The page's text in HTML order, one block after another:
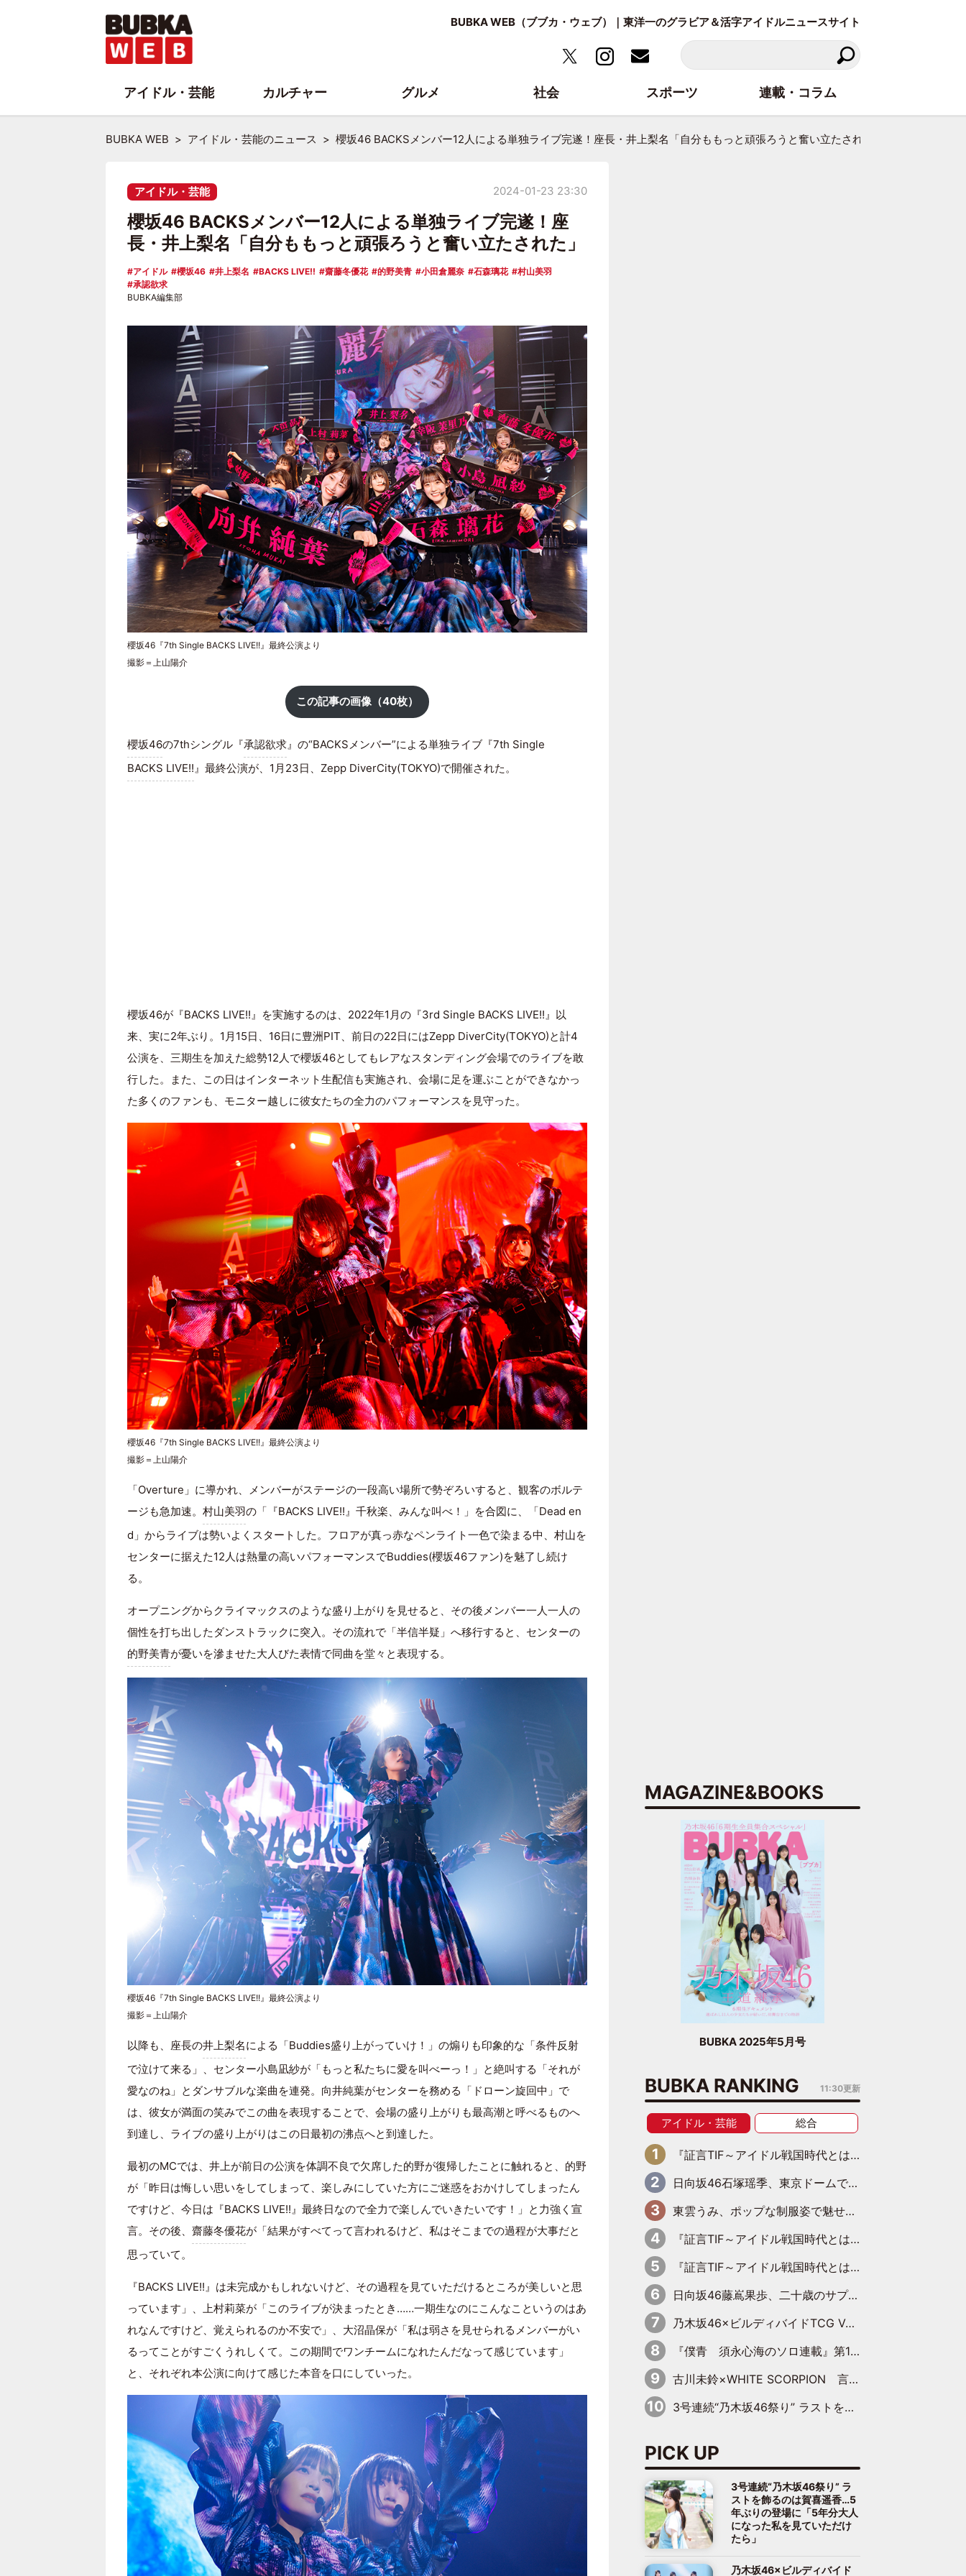
BUBKA WEB（ブブカ・ウェブ）｜東洋一のグラビア＆活字アイドルニュースサイト
BUBKA WEB アイドル・芸能のニュース 櫻坂46 BACKSメンバー12人による単独ライブ完遂！座長・井上梨名「自分ももっと頑張ろうと奮い立たされた」
アイドル・芸能 2024-01-23 23:30
櫻坂46 BACKSメンバー12人による単独ライブ完遂！座
長・井上梨名「自分ももっと頑張ろうと奮い立たされた」
アイドル 櫻坂46 井上梨名 BACKS LIVE!! 齋藤冬優花 的野美青 小田倉麗奈 石森璃花
村山美羽
承認欲求
BUBKA編集部
櫻坂46『7th Single BACKS LIVE!!』最終公演より
撮影＝上山陽介
この記事の画像（40枚）
櫻坂46の7thシングル『承認欲求』の“BACKSメンバー”による単独ライブ『7th Single
BACKS LIVE!!』最終公演が、1月23日、Zepp DiverCity(TOKYO)で開催された。
櫻坂46が『BACKS LIVE!!』を実施するのは、2022年1月の『3rd Single BACKS LIVE!!』以
来、実に2年ぶり。1月15日、16日に豊洲PIT、前日の22日にはZepp DiverCity(TOKYO)と計4
公演を、三期生を加えた総勢12人で櫻坂46としてもレアなスタンディング会場でのライブを敢
行した。また、この日はインターネット生配信も実施され、会場に足を運ぶことができなかっ
た多くのファンも、モニター越しに彼女たちの全力のパフォーマンスを見守った。
櫻坂46『7th Single BACKS LIVE!!』最終公演より
撮影＝上山陽介
「Overture」に導かれ、メンバーがステージの一段高い場所で勢ぞろいすると、観客のボルテ
ージも急加速。 村山美羽の「『BACKS LIVE!!』千秋楽、みんな叫べ！」を合図に、「Dead en
d」からライブは勢いよくスタートした。フロアが真っ赤なペンライト一色で染まる中、村山を
センターに据えた12人は熱量の高いパフォーマンスでBuddies(櫻坂46ファン)を魅了し続け
る。
オープニングからクライマックスのような盛り上がりを見せると、その後メンバー一人一人の
個性を打ち出したダンストラックに突入。その流れで「半信半疑」へ移行すると、センターの
的野美青が憂いを滲ませた大人びた表情で同曲を堂々と表現する。
櫻坂46『7th Single BACKS LIVE!!』最終公演より
撮影＝上山陽介
以降も、座長の井上梨名による「Buddies盛り上がっていけ！」の煽りも印象的な「条件反射
で泣けて来る」、センター小島凪紗が「もっと私たちに愛を叫べーっ！」と絶叫する「それが
愛なのね」とダンサブルな楽曲を連発。向井純葉がセンターを務める「ドローン旋回中」で
は、彼女が満面の笑みでこの曲を表現することで、会場の盛り上がりも最高潮と呼べるものへ
到達し、ライブの盛り上がりはこの日最初の沸点へと到達した。
最初のMCでは、井上が前日の公演を体調不良で欠席した的野が復帰したことに触れると、的野
が「昨日は悔しい思いをしてしまって、楽しみにしていた方にご迷惑をおかけしてしまったん
ですけど、今日は『BACKS LIVE!!』最終日なので全力で楽しんでいきたいです！」と力強く宣
言。その後、 齋藤冬優花が「結果がすべてって言われるけど、私はそこまでの過程が大事だと
思っていて。
『BACKS LIVE!!』は未完成かもしれないけど、その過程を見ていただけるところが美しいと思
っています」、上村莉菜が「このライブが決まったとき……一期生なのにこんなこというのはあ
れなんですけど、覚えられるのか不安で」、大沼晶保が「私は弱さを見せられるメンバーがい
るってことがすごくうれしくて。この期間でワンチームになれたんだなって感じています」
と、それぞれ本公演に向けて感じた本音を口にしていった。
MAGAZINE&BOOKS
BUBKA 2025年5月号
BUBKA RANKING 11:30更新
アイドル・芸能 総合
『証言TIF～アイドル戦国時代とはなんだったのか～』第6回：でんぱ組.inc・古川未鈴×相沢梨紗「『ハロプロやりたかったな』って言ったら、夢眠ねむさんに『てめえはでんぱ組．incなんだよ！』って肩パンされて(笑)」
日向坂46石塚瑶季、東京ドームで“観戦バレ”！ ナイツ・塙も認めた「巨人に詳しすぎるアイドル」は元VENUSスクール生で杉内コーチ推し⁉
東雲うみ、ポップな制服姿で魅せる“東雲グリーン”の正体
『証言TIF～アイドル戦国時代とはなんだったのか～』第8回：Negicco・Nao☆×Megu×Kaede「東京からオファーが来たのと、梨の皮剥きとどっちが大事なんだって」
『証言TIF～アイドル戦国時代とはなんだったのか～』第10回：さくら学院・武藤彩未×飯田らうら「正直、中3で辞めるというのを信じてなくて。そう言われてはいたけど、嘘でしょって」
日向坂46藤嶌果歩、二十歳のサプライズバースデーに大喜び「頼られる先輩になれるように努力していきたい」
乃木坂46×ビルディバイドTCG Vol.2公開 賀喜遥香＆田村真佑が『京まふ』ステージに登壇
『僕青 須永心海のソロ連載』第18回：「バーゲンセールハンターみうな inしまむら」編
古川未鈴×WHITE SCORPION 言葉が背中を押した“それぞれの決意”
3号連続“乃木坂46祭り” ラストを飾るのは賀喜遥香…5年ぶりの登場に「5年分大人になった私を見ていただけたら」
PICK UP
3号連続“乃木坂46祭り” ラ
ストを飾るのは賀喜遥香…5
年ぶりの登場に「5年分大人
になった私を見ていただけ
たら」
乃木坂46×ビルディバイド
アイドル・芸能 カルチャー グルメ 社会 スポーツ 連載・コラム